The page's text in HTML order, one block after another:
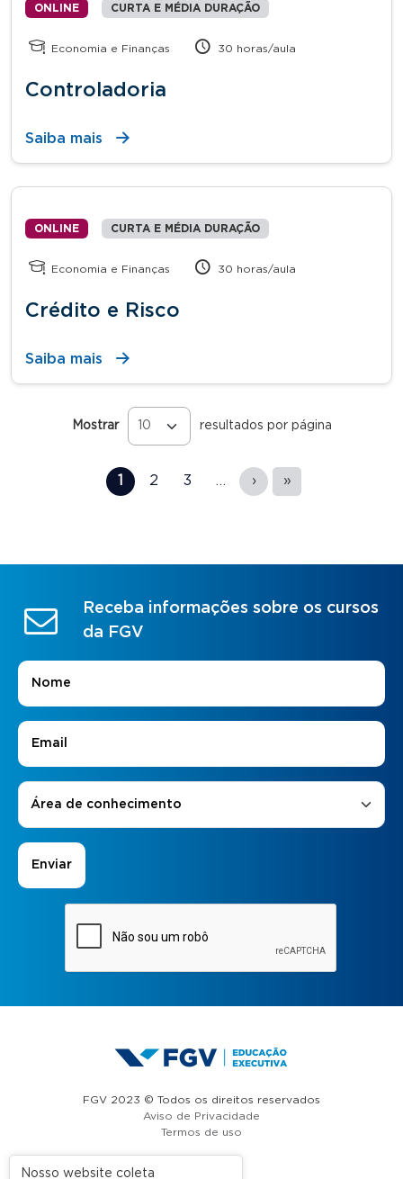
ONLINE CURTA E MÉDIA DURAÇÃO
Economia e Finanças 30 horas/aula
Controladoria
Saiba mais
ONLINE CURTA E MÉDIA DURAÇÃO
Economia e Finanças 30 horas/aula
Crédito e Risco
Saiba mais
Mostrar resultados por página
1 2 3 … › »
Receba informações sobre os cursos
da FGV
Nome
E-mail
Áreas de Interesse
Área de conhecimento
FGV 2023 © Todos os direitos reservados
Aviso de Privacidade
Termos de uso
Nosso website coleta